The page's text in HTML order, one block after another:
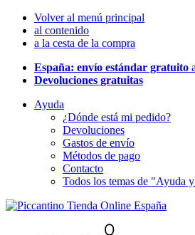
Volver al menú principal
al contenido
a la cesta de la compra
España: envío estándar gratuito
Devoluciones gratuitas
Ayuda
¿Dónde está mi pedido?
Devoluciones
Gastos de envío
Métodos de pago
Contacto
Todos los temas de "Ayuda